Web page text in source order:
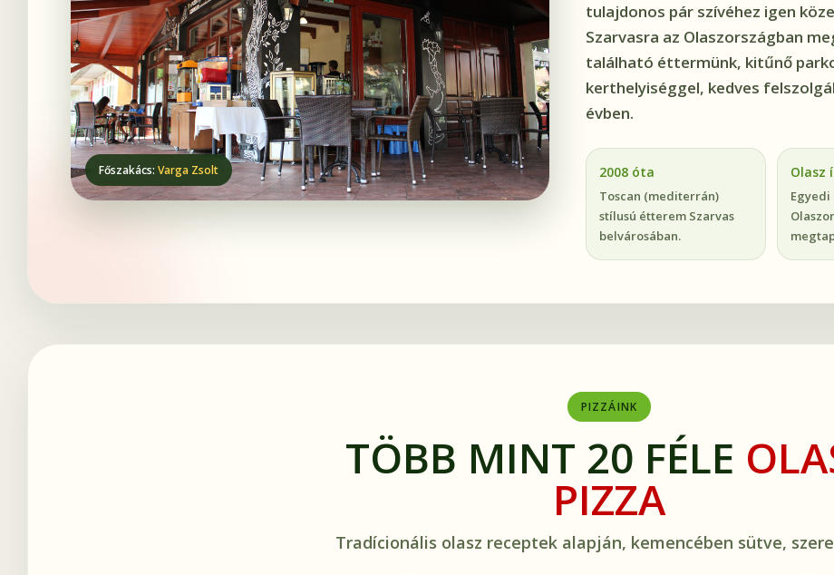
Főszakács:Varga Zsolt
tulajdonos pár szívéhez igen
Szarvasra az Olaszországban
található éttermünk, kitűnő
kerthelyiséggel, kedves
évben.
2008 óta
Toscan (mediterrán)
stílusú étterem Szarvas
belvárosában.
Olasz
Egyedi
PIZZÁINK
TÖBB MINT 20 FÉLE
PIZZA
Tradícionális olasz receptek alapján, kemencében sütve,